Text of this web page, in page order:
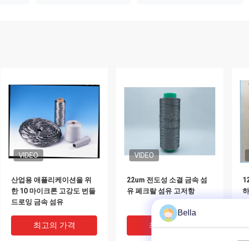
VIDEO
산업용 애플리케이션을 위
한 10 마이크론 고강도 번들
드로잉 금속 섬유
최고의 가격
VIDEO
22um 전도성 소결 금속 섬
유 페크랄 섬유 고저항
최고의 가격
Bella